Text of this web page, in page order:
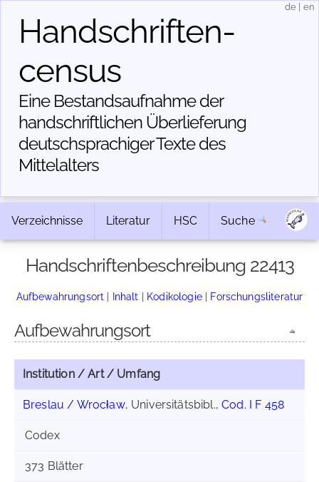
Handschriften­
census
Eine Bestandsaufnahme der
handschriftlichen Über­lieferung
deutschsprachiger Texte des
Mittelalters
de en
Verzeichnisse Literatur HSC Suche
Handschriftenbeschreibung 22413
Aufbewahrungsort | Inhalt | Kodikologie| Forschungsliteratur
Aufbewahrungsort
Institution / Art / Umfang
Breslau / Wrocław, Universitätsbibl.,Cod. I F 458
Codex
373 Blätter